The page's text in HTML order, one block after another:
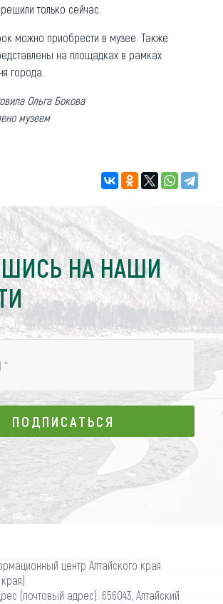
только сейчас.
можно приобрести в музее. Также
на площадках в рамках
города.
Ольга Бокова
музеем
НА НАШИ
*
ПОДПИСАТЬСЯ
ПОДПИСАТЬСЯ
центр Алтайского края
(почтовый адрес): 656043, Алтайский